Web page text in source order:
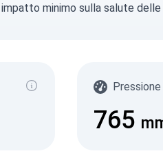
minimo sulla salute delle
Pressione
765